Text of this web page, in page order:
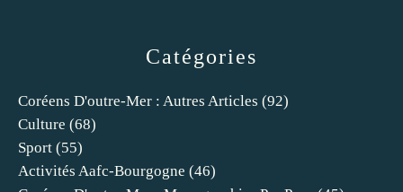
Catégories
Coréens D'outre-Mer : Autres Articles (92)
Culture (68)
Sport (55)
Activités Aafc-Bourgogne (46)